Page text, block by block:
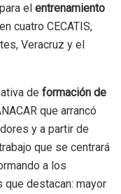
el entrenamiento
cuatro CECATIS,
Veracruz y el
de formación de
que arrancó
y a partir de
que se centrará
a los
que destacan: mayor